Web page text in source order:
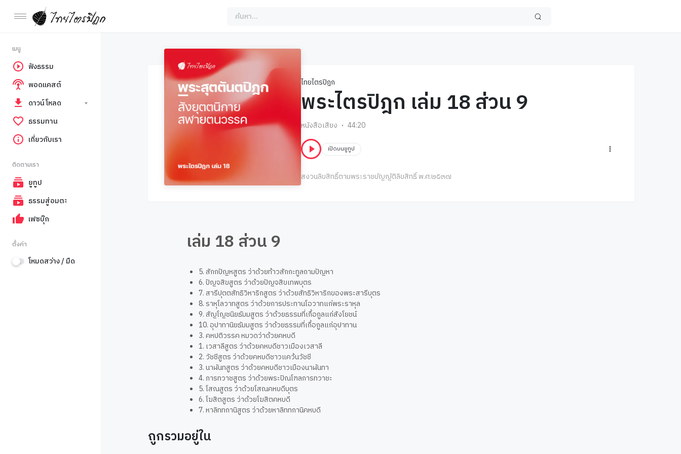
เมนู
ฟังธรรม
พอดแคสต์
ดาวน์โหลด
ธรรมทาน
เกี่ยวกับเรา
ติดตามเรา
ยูทูป
ธรรมสู่อมตะ
เฟซบุ๊ก
ตั้งค่า
โหมดสว่าง / มืด
ไทยไตรปิฎก
พระไตรปิฎก เล่ม 18 ส่วน 9
หนังสือเสียง 44:20
เปิดบนยูทูป
สงวนลิขสิทธิ์ตามพระราชบัญญัติลิขสิทธิ์ พ.ศ.๒๕๓๗
เล่ม 18 ส่วน 9
5. สักกปัญหสูตร ว่าด้วยท้าวสักกะทูลถามปัญหา
6. ปัญจสิขสูตร ว่าด้วยปัญจสิขเทพบุตร
7. สารีปุตตสัทธิวิหาริกสูตร ว่าด้วยสัทธิวิหาริกของพระสารีบุตร
8. ราหุโลวาทสูตร ว่าด้วยการประทานโอวาทแก่พระราหุล
9. สัญโญชนิยธัมมสูตร ว่าด้วยธรรมที่เกื้อกูลแก่สังโยชน์
10. อุปาทานิยธัมมสูตร ว่าด้วยธรรมที่เกื้อกูลแก่อุปาทาน
3. คหปติวรรค หมวดว่าด้วยคหบดี
1. เวสาลีสูตร ว่าด้วยคหบดีชาวเมืองเวสาลี
2. วัชชีสูตร ว่าด้วยคหบดีชาวแคว้นวัชชี
3. นาฬันทสูตร ว่าด้วยคหบดีชาวเมืองนาฬันทา
4. ภารทวาชสูตร ว่าด้วยพระปิณโฑลภารทวาชะ
5. โสณสูตร ว่าด้วยโสณคหบดีบุตร
6. โฆสิตสูตร ว่าด้วยโฆสิตคหบดี
7. หาลิททกานิสูตร ว่าด้วยหาลิททกานิคหบดี
ถูกรวมอยู่ใน